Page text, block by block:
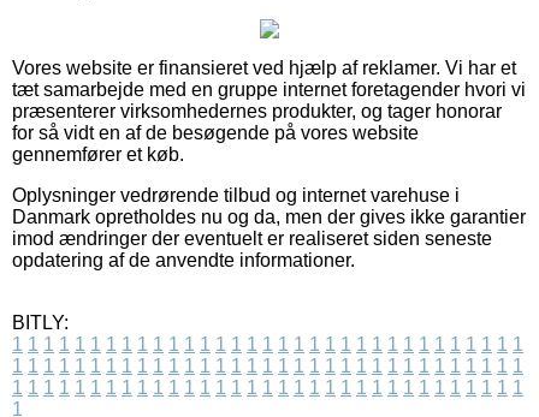
Vores website er finansieret ved hjælp af reklamer. Vi har et
tæt samarbejde med en gruppe internet foretagender hvori vi
præsenterer virksomhedernes produkter, og tager honorar
for så vidt en af de besøgende på vores website
gennemfører et køb.
Oplysninger vedrørende tilbud og internet varehuse i
Danmark opretholdes nu og da, men der gives ikke garantier
imod ændringer der eventuelt er realiseret siden seneste
opdatering af de anvendte informationer.
BITLY:
1 1 1 1 1 1 1 1 1 1 1 1 1 1 1 1 1 1 1 1 1 1 1 1 1 1 1 1 1 1 1 1 1
1 1 1 1 1 1 1 1 1 1 1 1 1 1 1 1 1 1 1 1 1 1 1 1 1 1 1 1 1 1 1 1 1
1 1 1 1 1 1 1 1 1 1 1 1 1 1 1 1 1 1 1 1 1 1 1 1 1 1 1 1 1 1 1 1 1
1